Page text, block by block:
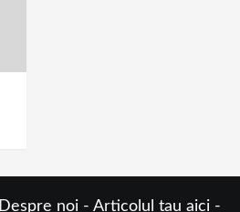
Despre noi - Articolul tau aici -